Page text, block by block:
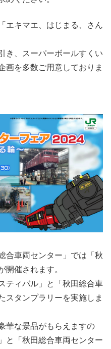
エキマエ、はじまる、さん
き、スーパーボールすくい
画を多数ご用意しておりま
合車両センター」では「秋
開催されます。
ティバル」と「秋田総合車
スタンプラリーを実施しま
華な景品がもらえますの
と「秋田総合車両センター